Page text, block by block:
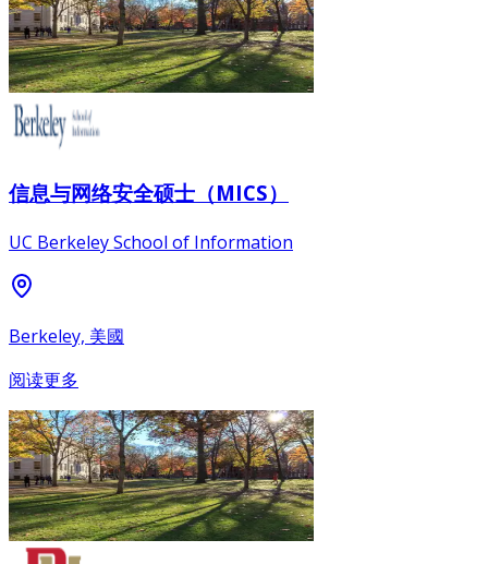
信息与网络安全硕士（MICS）
UC Berkeley School of Information
Berkeley, 美國
阅读更多